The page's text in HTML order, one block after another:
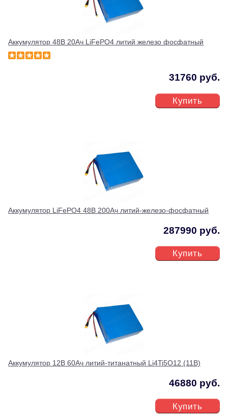
Аккумулятор 48В 20Ач LiFePO4 литий железо фосфатный
31760 руб.
Купить
Аккумулятор LiFePO4 48В 200Ач литий-железо-фосфатный
287990 руб.
Купить
Аккумулятор 12В 60Ач литий-титанатный Li4Ti5O12 (11В)
46880 руб.
Купить